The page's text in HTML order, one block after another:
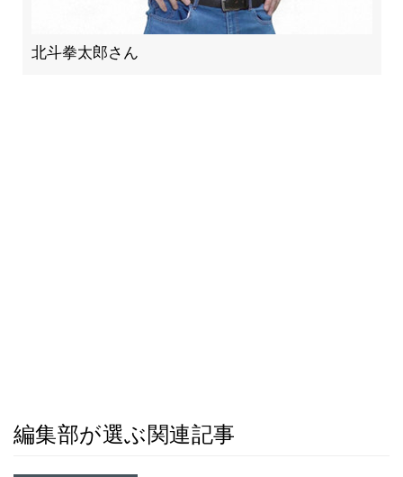
北斗拳太郎さん
編集部が選ぶ関連記事